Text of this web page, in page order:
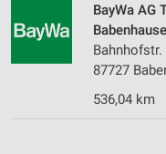
BayWa AG
Bahnhofstr.
87727
536,04 km